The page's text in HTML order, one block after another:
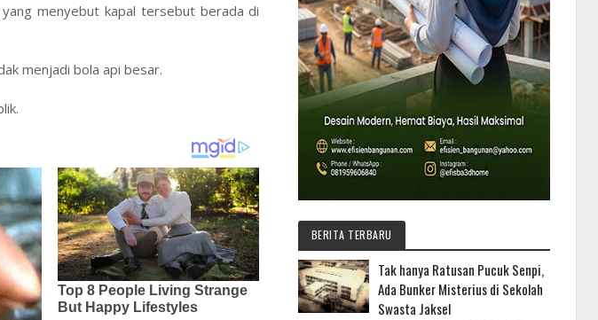
yang menyebut kapal tersebut berada di
menjadi bola api besar.
BERITA TERBARU
Tak hanya Ratusan Pucuk Senpi,
Ada Bunker Misterius di Sekolah
Swasta Jaksel